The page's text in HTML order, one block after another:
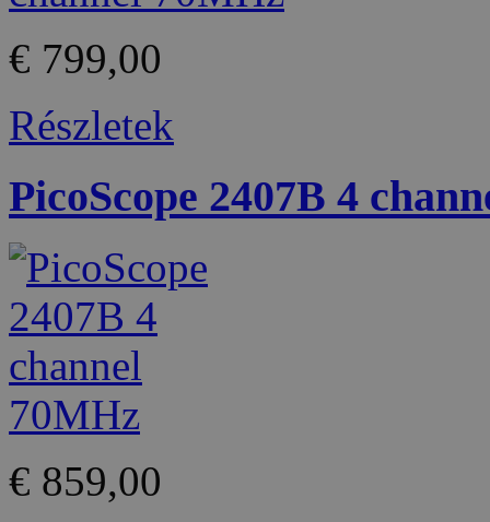
€ 799,00
Részletek
PicoScope 2407B 4
€ 859,00